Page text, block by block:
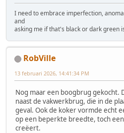
I need to embrace imperfection,
and
asking me if that's black or dark green
RobVille
13 februari 2026, 14:41:34 PM
Nog maar een boogbrug gekocht.
naast de vakwerkbrug, die in de
geval. Ook de koker vormde echt
op een beperkte breedte, toch
creëert.